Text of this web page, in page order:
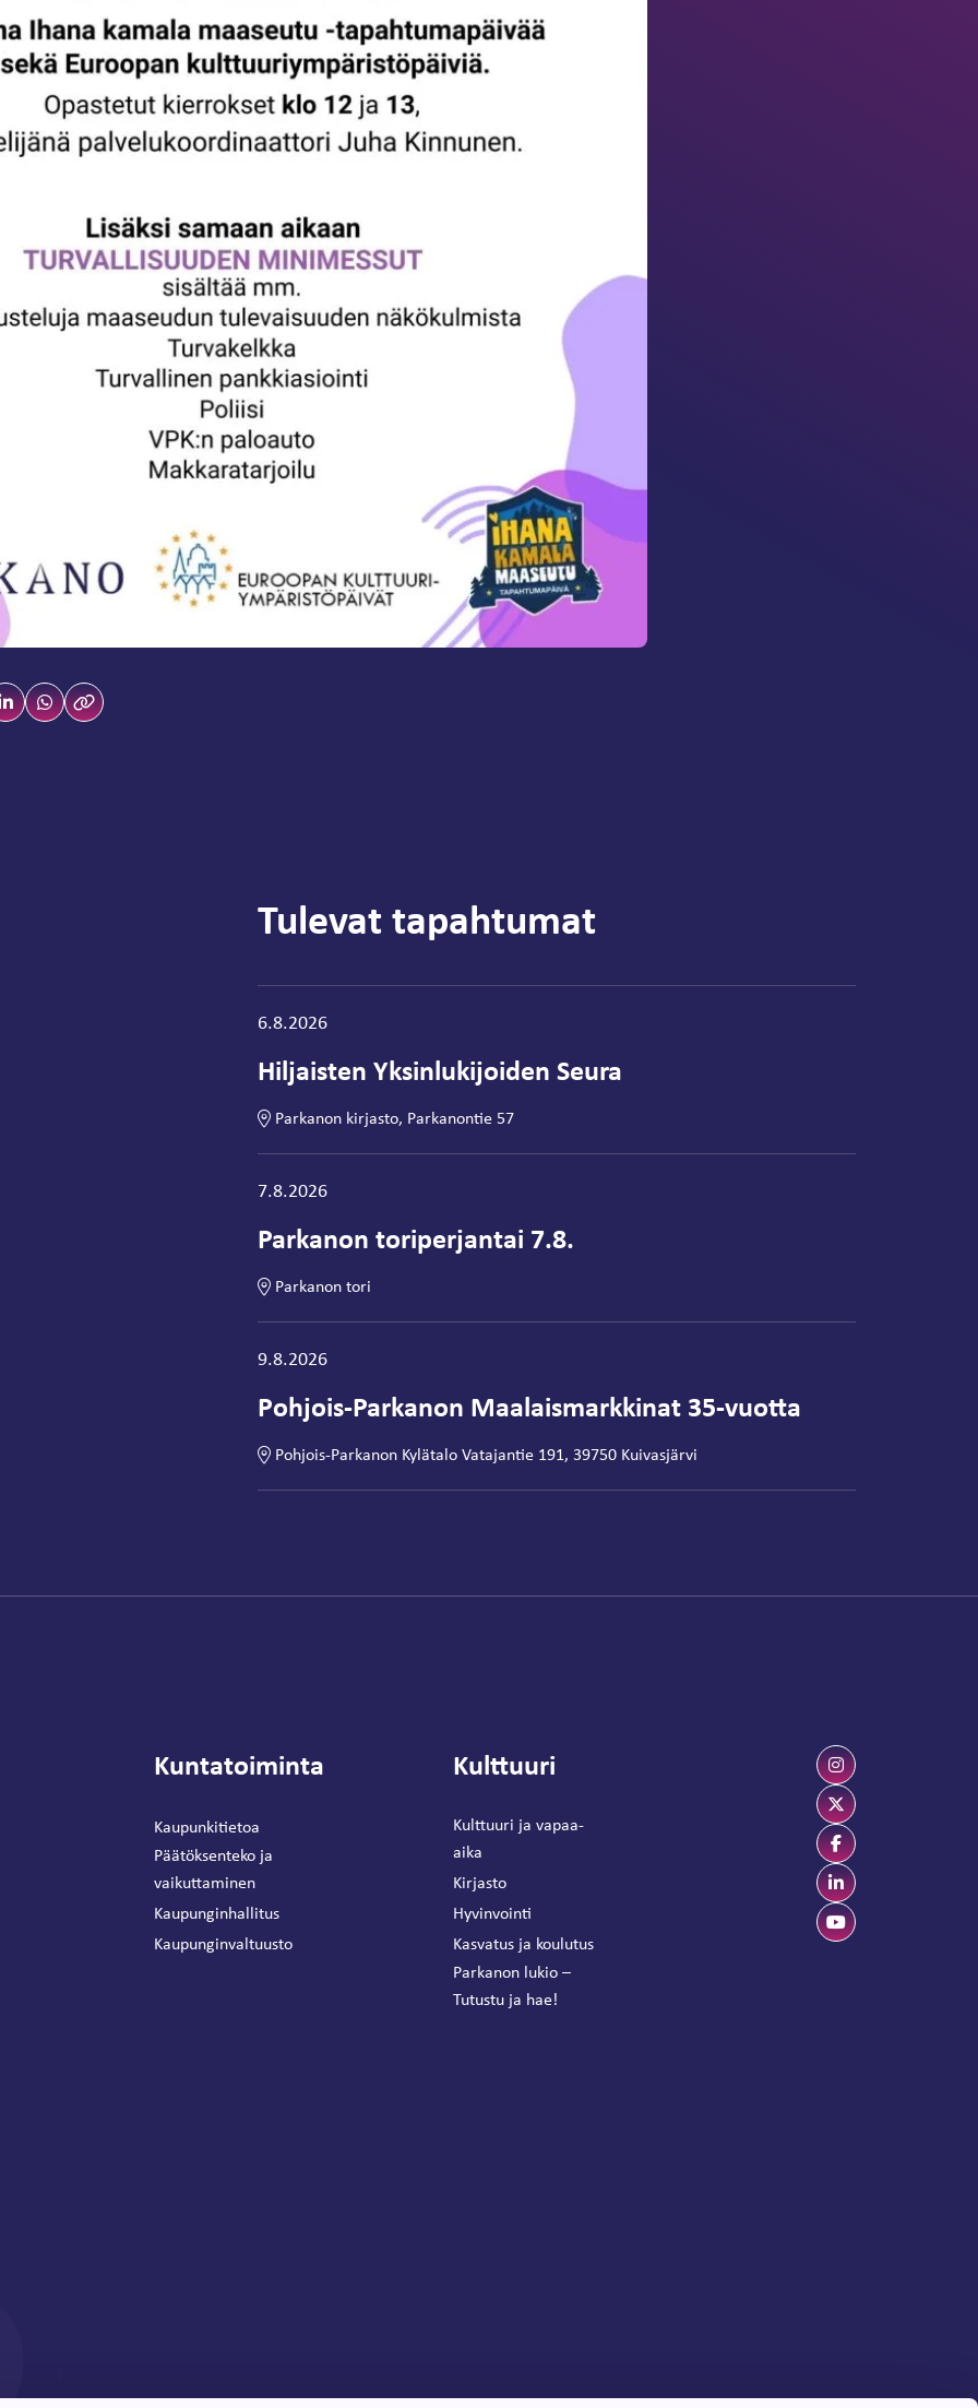
Tulevat tapahtumat
Tapahtuma alkaa:
6.8.2026
Hiljaisten Yksinlukijoiden Seura
Parkanon kirjasto, Parkanontie 57
Tapahtuma alkaa:
7.8.2026
Parkanon toriperjantai 7.8.
Parkanon tori
Tapahtuma alkaa:
9.8.2026
Pohjois-Parkanon Maalaismarkkinat 35-vuotta
Pohjois-Parkanon Kylätalo Vatajantie 191, 39750 Kuivasjärvi
Kuntatoiminta
Kaupunkitietoa
Päätöksenteko ja
vaikuttaminen
Kaupunginhallitus
Kaupunginvaltuusto
Kulttuuri
Kulttuuri ja vapaa-
aika
Kirjasto
Hyvinvointi
Kasvatus ja koulutus
Parkanon lukio –
Tutustu ja hae!